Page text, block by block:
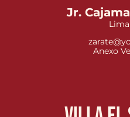
Jr.
Lima
Anexo